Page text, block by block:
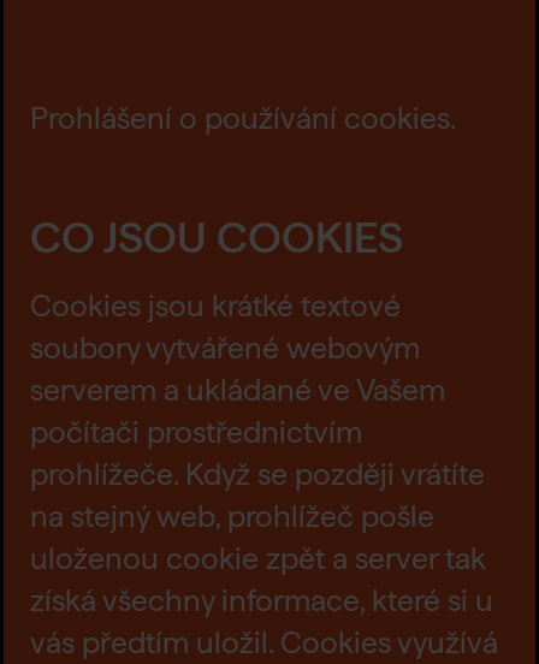
Prohlášení o používání cookies.
CO JSOU COOKIES
Cookies jsou krátké textové
soubory vytvářené webovým
serverem a ukládané ve Vašem
počítači prostřednictvím
prohlížeče. Když se později vrátíte
na stejný web, prohlížeč pošle
uloženou cookie zpět a server tak
získá všechny informace, které si u
vás předtím uložil. Cookies využívá